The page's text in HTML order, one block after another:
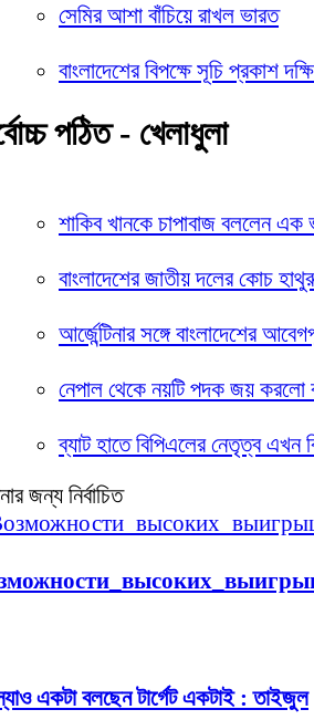
সেমির আশা বাঁচিয়ে রাখল ভারত
বাংলাদেশের বিপক্ষে সূচি প্রকাশ
পঠিত - খেলাধুলা
শাকিব খানকে চাপাবাজ বললেন
বাংলাদেশের জাতীয় দলের কোচ
আর্জেন্টিনার সঙ্গে বাংলাদেশের
নেপাল থেকে নয়টি পদক জয় করলো
ব্যাট হাতে বিপিএলের নেতৃত্ব এখন
জন্য নির্বাচিত
একটা বলছেন টার্গেট একটাই : তাইজুল